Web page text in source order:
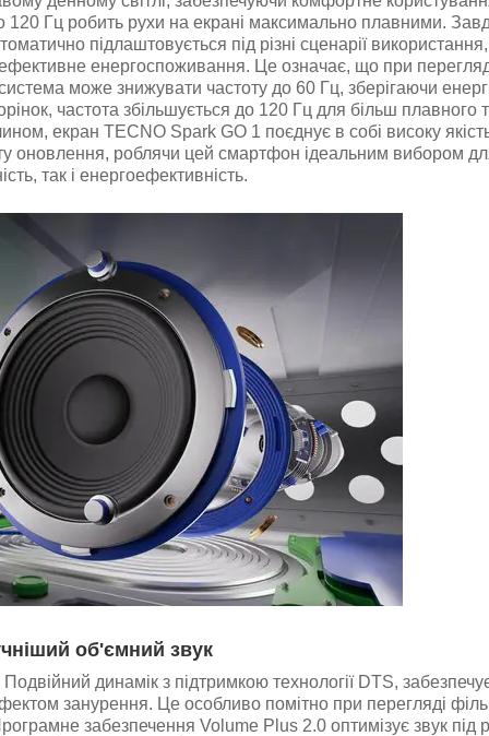
120 Гц робить рухи на екрані максимально плавними.
підлаштовується під різні сценарії використання,
енергоспоживання. Це означає, що при
може знижувати частоту до 60 Гц, зберігаючи
частота збільшується до 120 Гц для більш плавного
екран TECNO Spark GO 1 поєднує в собі високу
оновлення, роблячи цей смартфон ідеальним вибором
так і енергоефективність.
об'ємний звук
динамік з підтримкою технології DTS,
занурення. Це особливо помітно при перегляді
забезпечення Volume Plus 2.0 оптимізує звук під